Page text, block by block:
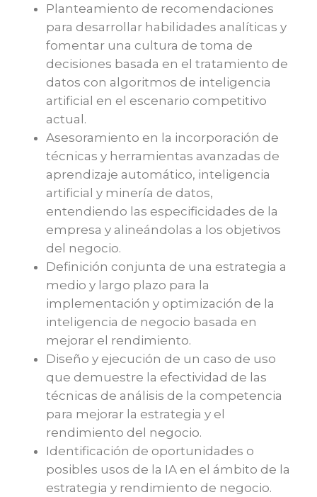
Planteamiento de recomendaciones
para desarrollar habilidades analíticas y
fomentar una cultura de toma de
decisiones basada en el tratamiento de
datos con algoritmos de inteligencia
artificial en el escenario competitivo
actual.
Asesoramiento en la incorporación de
técnicas y herramientas avanzadas de
aprendizaje automático, inteligencia
artificial y minería de datos,
entendiendo las especificidades de la
empresa y alineándolas a los objetivos
del negocio.
Definición conjunta de una estrategia a
medio y largo plazo para la
implementación y optimización de la
inteligencia de negocio basada en
mejorar el rendimiento.
Diseño y ejecución de un caso de uso
que demuestre la efectividad de las
técnicas de análisis de la competencia
para mejorar la estrategia y el
rendimiento del negocio.
Identificación de oportunidades o
posibles usos de la IA en el ámbito de la
estrategia y rendimiento de negocio.